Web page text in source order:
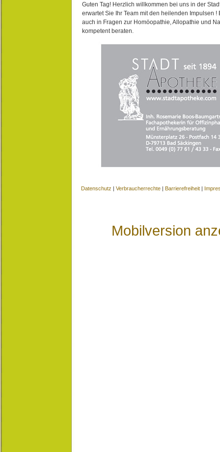
Guten Tag! Herzlich willkommen bei uns in der
erwartet Sie Ihr Team mit den heilenden Impulsen !
auch in Fragen zur Homöopathie, Allopathie und
kompetent beraten.
Datenschutz | Verbraucherrechte | Barrierefreiheit |
Mobilversion